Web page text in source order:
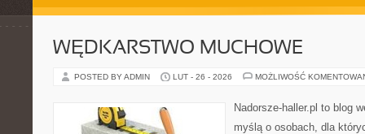
WĘDKARSTWO MUCHOWE
POSTED BY ADMIN LUT - 26 - 2026 MOŻLIWOŚĆ
Nadorsze-haller.pl to blog
myślą o osobach, dla